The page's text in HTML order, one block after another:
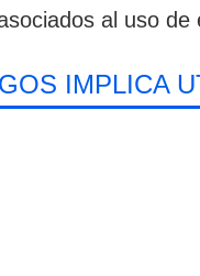
al uso de
IMPLICA